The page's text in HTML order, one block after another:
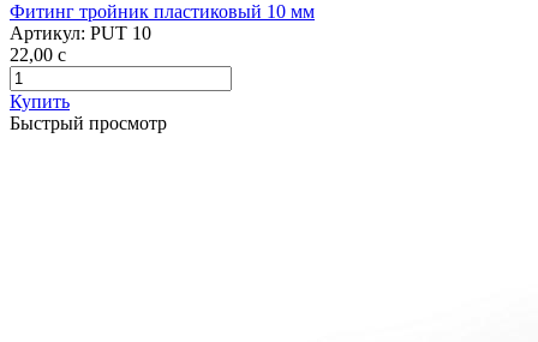
Фитинг тройник пластиковый 10 мм
Артикул: PUT 10
22,00 c
Купить
Быстрый просмотр